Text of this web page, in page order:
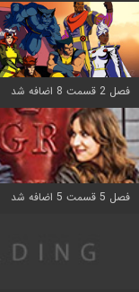
فصل 2 قسمت 8 اضافه شد
فصل 5 قسمت 5 اضافه شد